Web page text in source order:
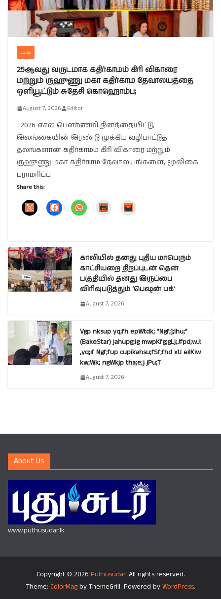
JOBS
25ஆவது வருடமாக கதிர்காமம் கிரி விகாரை
மற்றும் ருஹுணு மகா கதிர்காம தேவாலயத்தை
ஒளியூட்டும் சுதேசி கொஹொம்ப;
August 7, 2026 Editor
2026 எசல பௌர்ணமி தினத்தையிட்டு,
இலங்கையின் இரண்டு முக்கிய வழிபாட்டுத்
தலங்களான கதிர்காமம் கிரி விகாரை மற்றும்
ருஹுணு மகா கதிர்காம தேவாலயங்களை, மூலிகை
பராமரிப்பு
Share this:
காலியில் தனது புதிய மாபெரும்
காட்சியறை திறப்புடன் தென்
பகுதியில் தனது இருப்பை
விரிவுபடுத்தும் ‘பெஷன் பக்’
August 7, 2026
Vgp nksup yq;fh epWtdk; “Ngf;];lhu;”
(BakeStar) jahupg;ig mwpKfg;gLj;Jfpd;wJ:
,yq;if Ngf;fup cupikahsu;fSf;fhd xU eilKiw
kw;Wk; ngWkjp tha;e;j jPu;T
August 7, 2026
About Us
www.puthusudar.lk
Copyright © 2026 Puthusudar. All rights reserved.
Theme: ColorMagby ThemeGrill. Powered by WordPress.